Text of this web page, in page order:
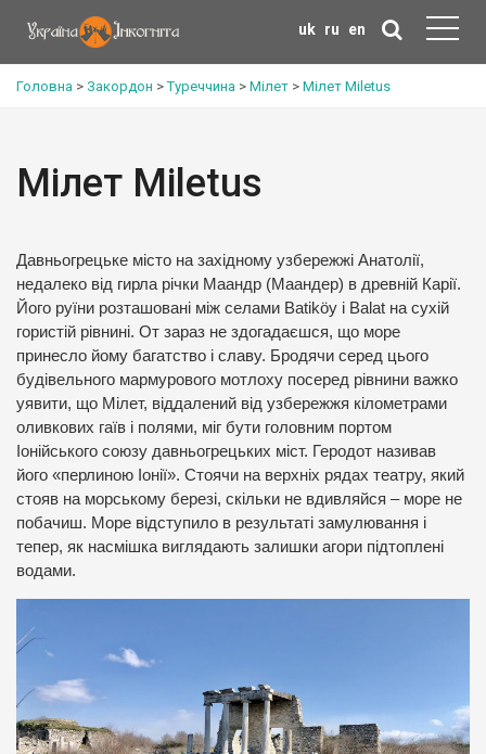
uk ru en
Головна > Закордон >Туреччина > Мілет > Мілет Miletus
Мілет Miletus
Давньогрецьке місто на західному узбережжі Анатолії,
недалеко від гирла річки Маандр (Маандер) в древній Карії.
Його руїни розташовані між селами Batiköy і Balat на сухій
гористій рівнині. От зараз не здогадаєшся, що море
принесло йому багатство і славу. Бродячи серед цього
будівельного мармурового мотлоху посеред рівнини важко
уявити, що Мілет, віддалений від узбережжя кілометрами
оливкових гаїв і полями, міг бути головним портом
Іонійського союзу давньогрецьких міст. Геродот називав
його «перлиною Іонії». Стоячи на верхніх рядах театру, який
стояв на морському березі, скільки не вдивляйся – море не
побачиш. Море відступило в результаті замулювання і
тепер, як насмішка виглядають залишки агори підтоплені
водами.